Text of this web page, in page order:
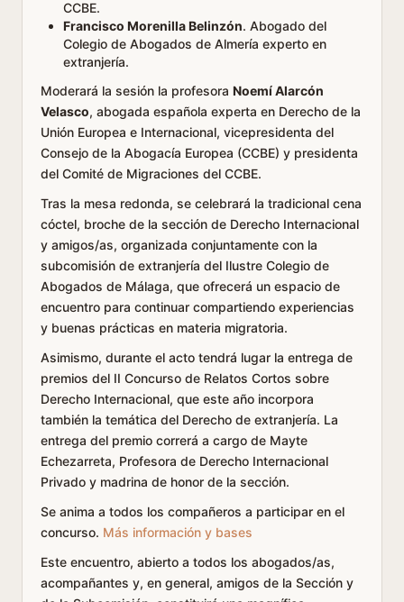
CCBE.
Francisco Morenilla Belinzón. Abogado del
Colegio de Abogados de Almería experto en
extranjería.
Moderará la sesión la profesora Noemí Alarcón
Velasco, abogada española experta en Derecho de la
Unión Europea e Internacional, vicepresidenta del
Consejo de la Abogacía Europea (CCBE) y presidenta
del Comité de Migraciones del CCBE.
Tras la mesa redonda, se celebrará la tradicional cena
cóctel, broche de la sección de Derecho Internacional
y amigos/as, organizada conjuntamente con la
subcomisión de extranjería del Ilustre Colegio de
Abogados de Málaga, que ofrecerá un espacio de
encuentro para continuar compartiendo experiencias
y buenas prácticas en materia migratoria.
Asimismo, durante el acto tendrá lugar la entrega de
premios del II Concurso de Relatos Cortos sobre
Derecho Internacional, que este año incorpora
también la temática del Derecho de extranjería. La
entrega del premio correrá a cargo de Mayte
Echezarreta, Profesora de Derecho Internacional
Privado y madrina de honor de la sección.
Se anima a todos los compañeros a participar en el
concurso. Más información y bases
Este encuentro, abierto a todos los abogados/as,
acompañantes y, en general, amigos de la Sección y